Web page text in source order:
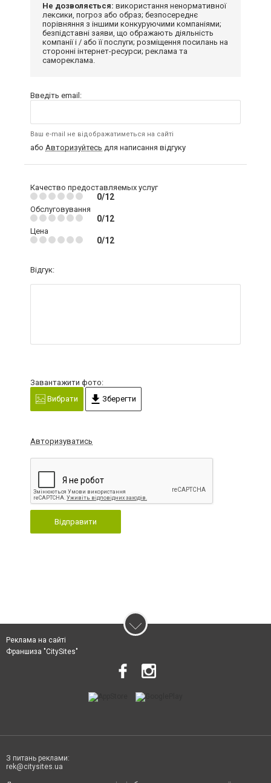
Не дозволяється: використання ненормативної
лексики, погроз або образ; безпосереднє
порівняння з іншими конкуруючими компаніями;
безпідставні заяви, що ображають діяльність
компанії і / або її послуги; розміщення посилань на
сторонні інтернет-ресурси; реклама та
самореклама.
Введіть email:
Ваш e-mail не відображатиметься на сайті
або Авторизуйтесь для написання відгуку
Качество предоставляемых услуг
0/12
Обслуговування
0/12
Цена
0/12
Відгук:
Завантажити фото:
Вибрати
Зберегти
Авторизуватись
Відправити
Реклама на сайті
Франшиза "CitySites"
З питань реклами:
rek@citysites.ua